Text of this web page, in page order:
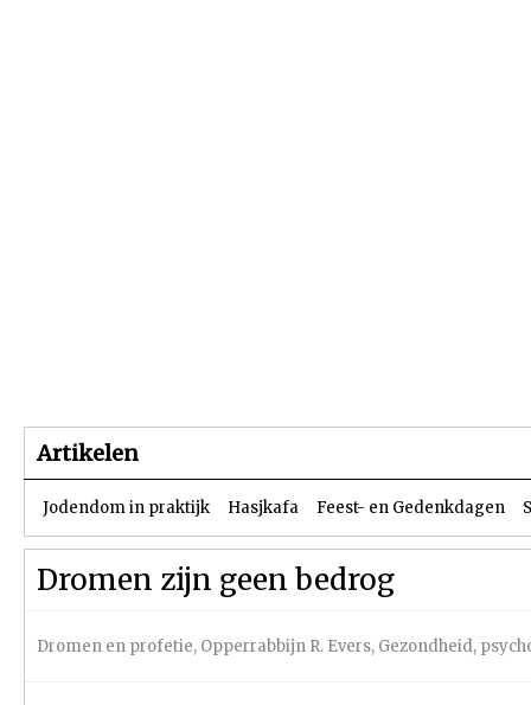
Artikelen
Jodendom in praktijk Hasjkafa Feest- en Gedenkdagen
Dromen zijn geen bedrog
Dromen en profetie, Opperrabbijn R. Evers, Gezondheid,